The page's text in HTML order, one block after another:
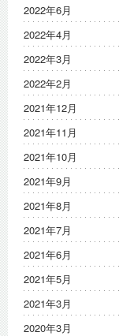
2022年6月
2022年4月
2022年3月
2022年2月
2021年12月
2021年11月
2021年10月
2021年9月
2021年8月
2021年7月
2021年6月
2021年5月
2021年3月
2020年3月